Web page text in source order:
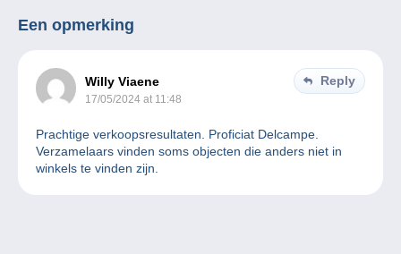
Een opmerking
Willy Viaene
17/05/2024 at 11:48
Reply
Prachtige verkoopsresultaten. Proficiat Delcampe.
Verzamelaars vinden soms objecten die anders niet in
winkels te vinden zijn.